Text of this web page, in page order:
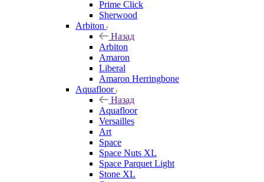
Prime Click
Sherwood
Arbiton
Назад
Arbiton
Amaron
Liberal
Amaron Herringbone
Aquafloor
Назад
Aquafloor
Versailles
Art
Space
Space Nuts XL
Space Parquet Light
Stone XL